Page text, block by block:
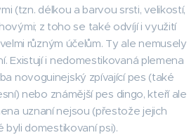
(tzn. délkou a barvou srsti, velikostí,
z toho se také odvíjí i využití
různým účelům. Ty ale nemusely
Existují i nedomestikovaná plemena
novoguinejský zpívající pes (také
nebo známější pes dingo, kteří ale
uznaní nejsou (přestože jejich
byli domestikovaní psi).